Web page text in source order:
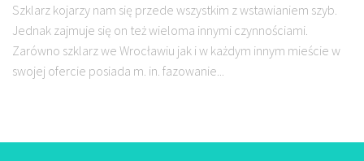
Szklarz kojarzy nam się przede wszystkim z wstawianiem szyb.
Jednak zajmuje się on też wieloma innymi czynnościami.
Zarówno szklarz we Wrocławiu jak i w każdym innym mieście w
swojej ofercie posiada m. in. fazowanie...